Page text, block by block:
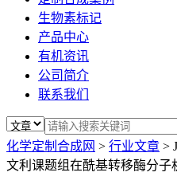
生物素标记
产品中心
有机资讯
公司简介
联系我们
化学定制合成网 > 行业文章 >
文利课题组在酰基转移酶分